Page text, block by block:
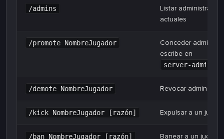
/admins
Listar
actuales
/promote NombreJugador
Conceder admin
escribe en
server-
/demote NombreJugador Revocar admin
/kick NombreJugador [razón] Expulsar a un
/ban NombreJugador [razón] Banear a un jugador